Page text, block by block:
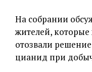
На собрании
жителей, которые
отозвали
цианид при